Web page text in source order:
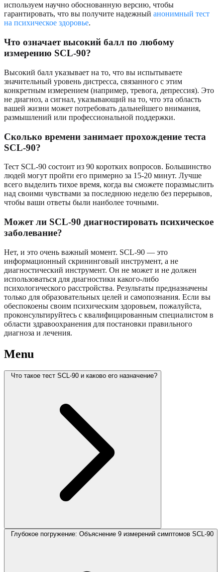
используем научно обоснованную версию, чтобы
гарантировать, что вы получите надежный анонимный тест
на психическое здоровье.
Что означает высокий балл по любому
измерению SCL-90?
Высокий балл указывает на то, что вы испытываете
значительный уровень дистресса, связанного с этим
конкретным измерением (например, тревога, депрессия). Это
не диагноз, а сигнал, указывающий на то, что эта область
вашей жизни может потребовать дальнейшего внимания,
размышлений или профессиональной поддержки.
Сколько времени занимает прохождение теста
SCL-90?
Тест SCL-90 состоит из 90 коротких вопросов. Большинство
людей могут пройти его примерно за 15-20 минут. Лучше
всего выделить тихое время, когда вы сможете поразмыслить
над своими чувствами за последнюю неделю без перерывов,
чтобы ваши ответы были наиболее точными.
Может ли SCL-90 диагностировать психическое
заболевание?
Нет, и это очень важный момент. SCL-90 — это
информационный скрининговый инструмент, а не
диагностический инструмент. Он не может и не должен
использоваться для диагностики какого-либо
психологического расстройства. Результаты предназначены
только для образовательных целей и самопознания. Если вы
обеспокоены своим психическим здоровьем, пожалуйста,
проконсультируйтесь с квалифицированным специалистом в
области здравоохранения для постановки правильного
диагноза и лечения.
Menu
Что такое тест SCL-90 и каково его назначение?
Глубокое погружение: Объяснение 9 измерений симптомов SCL-90